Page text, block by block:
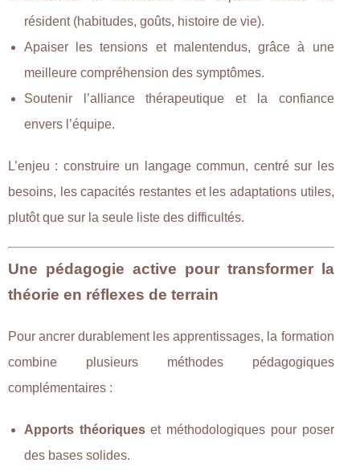
résident (habitudes, goûts, histoire de vie).
Apaiser les tensions et malentendus, grâce à une
meilleure compréhension des symptômes.
Soutenir l’alliance thérapeutique et la confiance
envers l’équipe.
L’enjeu : construire un langage commun, centré sur les
besoins, les capacités restantes et les adaptations utiles,
plutôt que sur la seule liste des difficultés.
Une pédagogie active pour transformer la
théorie en réflexes de terrain
Pour ancrer durablement les apprentissages, la formation
combine plusieurs méthodes pédagogiques
complémentaires :
Apports théoriqueset méthodologiques pour poser
des bases solides.